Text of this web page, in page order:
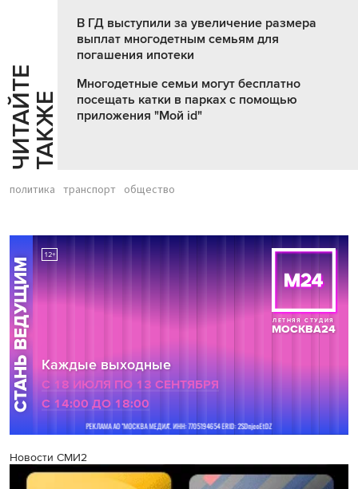
Ч
И
Т
АЙ
Т
Е
Т
А
К
ЖЕ
В ГД выступили за увеличение размера
выплат многодетным семьям для
погашения ипотеки
Многодетные семьи могут бесплатно
посещать катки в парках с помощью
приложения "Мой id"
политика транспорт общество
Новости СМИ2